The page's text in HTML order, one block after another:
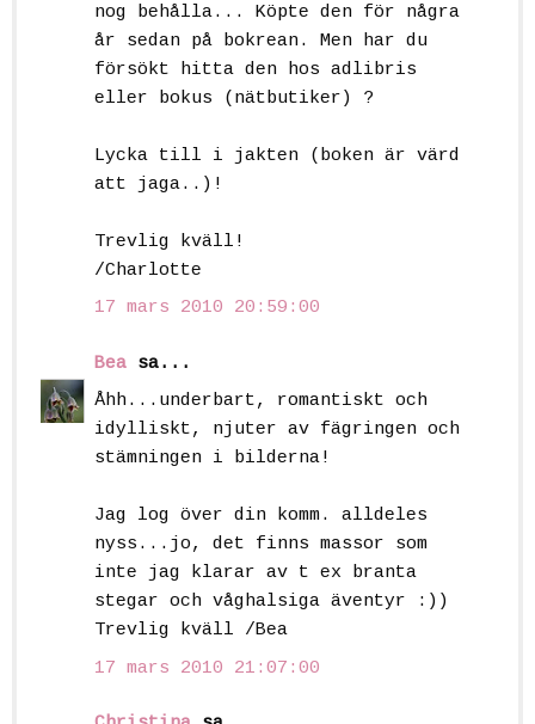
nog behålla... Köpte den för några
år sedan på bokrean. Men har du
försökt hitta den hos adlibris
eller bokus (nätbutiker) ?
Lycka till i jakten (boken är värd
att jaga..)!
Trevlig kväll!
/Charlotte
17 mars 2010 20:59:00
Bea sa...
Åhh...underbart, romantiskt och
idylliskt, njuter av fägringen och
stämningen i bilderna!
Jag log över din komm. alldeles
nyss...jo, det finns massor som
inte jag klarar av t ex branta
stegar och våghalsiga äventyr :))
Trevlig kväll /Bea
17 mars 2010 21:07:00